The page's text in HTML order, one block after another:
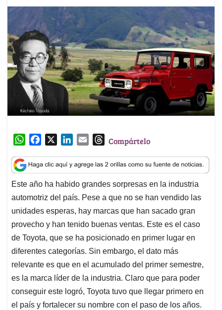
W
a
t
s
A
p
p
c
e
b
o
o
k
n
k
e
d
I
n
a
i
l
T
r
e
a
d
s
Compártelo
Este año ha habido grandes sorpresas en la industria
automotriz del país. Pese a que no se han vendido las
unidades esperas, hay marcas que han sacado gran
provecho y han tenido buenas ventas. Este es el caso
de Toyota, que se ha posicionado en primer lugar en
diferentes categorías. Sin embargo, el dato más
relevante es que en el acumulado del primer semestre,
es la marca líder de la industria. Claro que para poder
conseguir este logró, Toyota tuvo que llegar primero en
el país y fortalecer su nombre con el paso de los años.